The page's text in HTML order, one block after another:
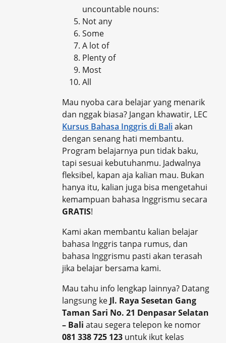
uncountable nouns:
Not any
Some
A lot of
Plenty of
Most
All
Mau nyoba cara belajar yang menarik
dan nggak biasa? Jangan khawatir, LEC
Kursus Bahasa Inggris di Baliakan
dengan senang hati membantu.
Program belajarnya pun tidak baku,
tapi sesuai kebutuhanmu. Jadwalnya
fleksibel, kapan aja kalian mau. Bukan
hanya itu, kalian juga bisa mengetahui
kemampuan bahasa Inggrismu secara
GRATIS!
Kami akan membantu kalian belajar
bahasa Inggris tanpa rumus, dan
bahasa Inggrismu pasti akan terasah
jika belajar bersama kami.
Mau tahu info lengkap lainnya? Datang
langsung ke Jl. Raya Sesetan Gang
Taman Sari No. 21 Denpasar Selatan
– Baliatau segera telepon ke nomor
081 338 725 123 untuk ikut kelas